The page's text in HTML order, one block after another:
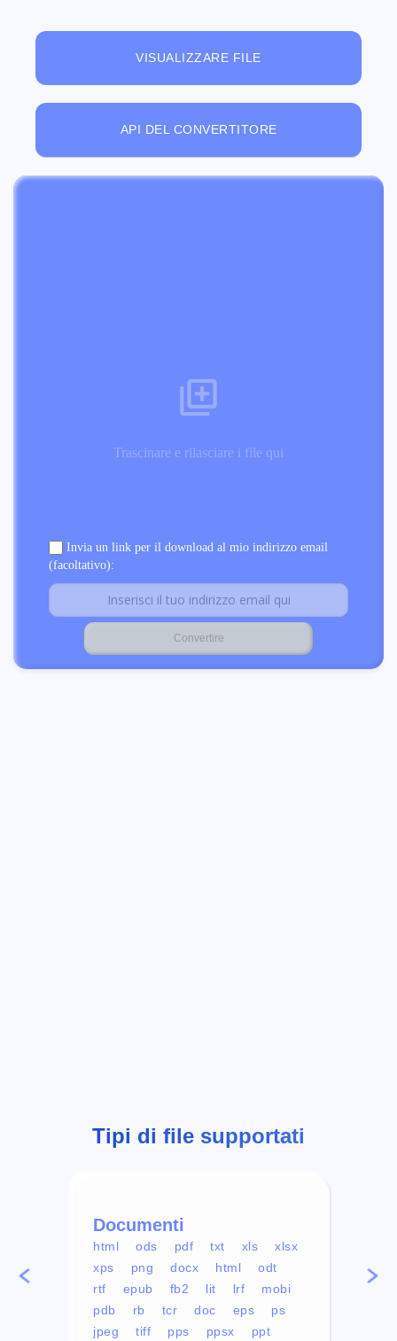
VISUALIZZARE FILE
API DEL CONVERTITORE
Trascinare e rilasciare i file qui
Invia un link per il download al mio indirizzo email
(facoltativo):
Tipi di file supportati
Documenti
html ods pdf txt xls
xlsx
xps
png docx html
odt
rtf
epub fb2 lit lrf
mobi
pdb
rb tcr doc eps
ps
jpeg
tiff pps ppsx
ppt
mp4